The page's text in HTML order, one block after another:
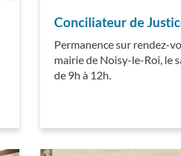
Conciliateur de
Permanence sur rendez-
mairie de Noisy-le-Roi, le
de 9h à 12h.